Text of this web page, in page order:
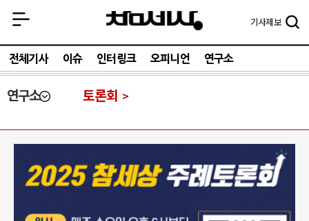
기사제보
전체기사 이슈 인터링크 오피니언 연구소
연구소 토론회